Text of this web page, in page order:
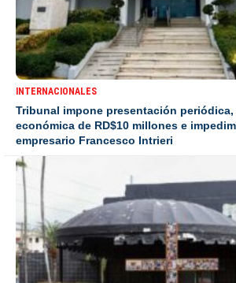
INTERNACIONALES
Tribunal impone presentación
económica de RD$10 millones e
empresario Francesco Intrieri